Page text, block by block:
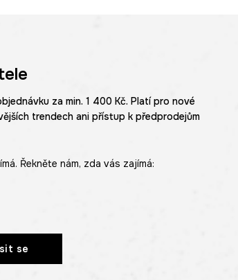
za min. 1 400 Kč. Platí pro nové
trendech ani přístup k předprodejům
Řekněte nám, zda vás zajímá:
se